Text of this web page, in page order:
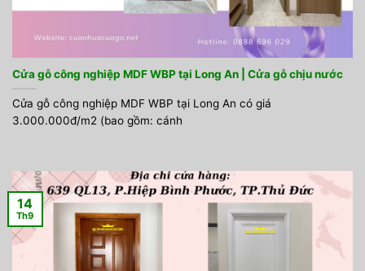
Cửa gỗ công nghiệp MDF WBP tại Long An | Cửa gỗ chịu nước
Cửa gỗ công nghiệp MDF WBP tại Long An có giá
3.000.000đ/m2 (bao gồm: cánh
14
Th9